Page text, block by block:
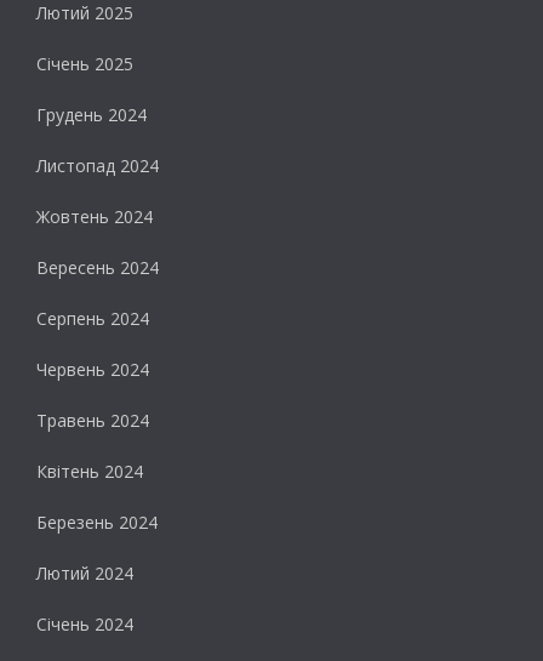
Лютий 2025
Січень 2025
Грудень 2024
Листопад 2024
Жовтень 2024
Вересень 2024
Серпень 2024
Червень 2024
Травень 2024
Квітень 2024
Березень 2024
Лютий 2024
Січень 2024